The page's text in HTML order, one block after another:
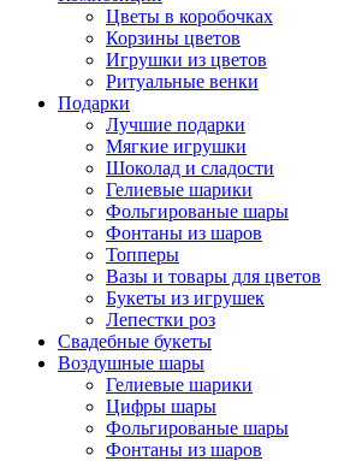
Цветы в коробочках
Корзины цветов
Игрушки из цветов
Ритуальные венки
Подарки
Лучшие подарки
Мягкие игрушки
Шоколад и сладости
Гелиевые шарики
Фольгированые шары
Фонтаны из шаров
Топперы
Вазы и товары для цветов
Букеты из игрушек
Лепестки роз
Свадебные букеты
Воздушные шары
Гелиевые шарики
Цифры шары
Фольгированые шары
Фонтаны из шаров